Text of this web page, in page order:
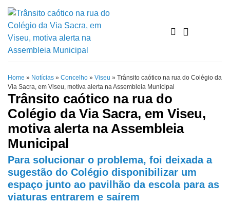
Home » Notícias » Concelho » Viseu » Trânsito caótico na rua do Colégio da
Via Sacra, em Viseu, motiva alerta na Assembleia Municipal
Trânsito caótico na rua do
Colégio da Via Sacra, em Viseu,
motiva alerta na Assembleia
Municipal
Para solucionar o problema, foi deixada a
sugestão do Colégio disponibilizar um
espaço junto ao pavilhão da escola para as
viaturas entrarem e saírem